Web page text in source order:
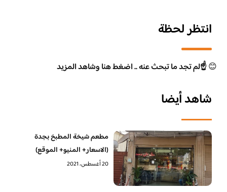
انتظر لحظة
😊☝️لم تجد ما تبحث عنه .. اضغط هنا وشاهد المزيد
شاهد أيضا
مطعم شيخة المطبخ بجدة
(الاسعار+ المنيو+ الموقع)
20 أغسطس، 2021